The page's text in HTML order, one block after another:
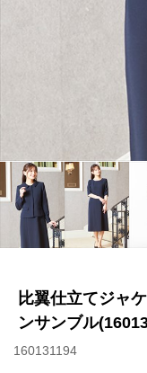
比翼仕立てジャ
ンサンブル
160131194